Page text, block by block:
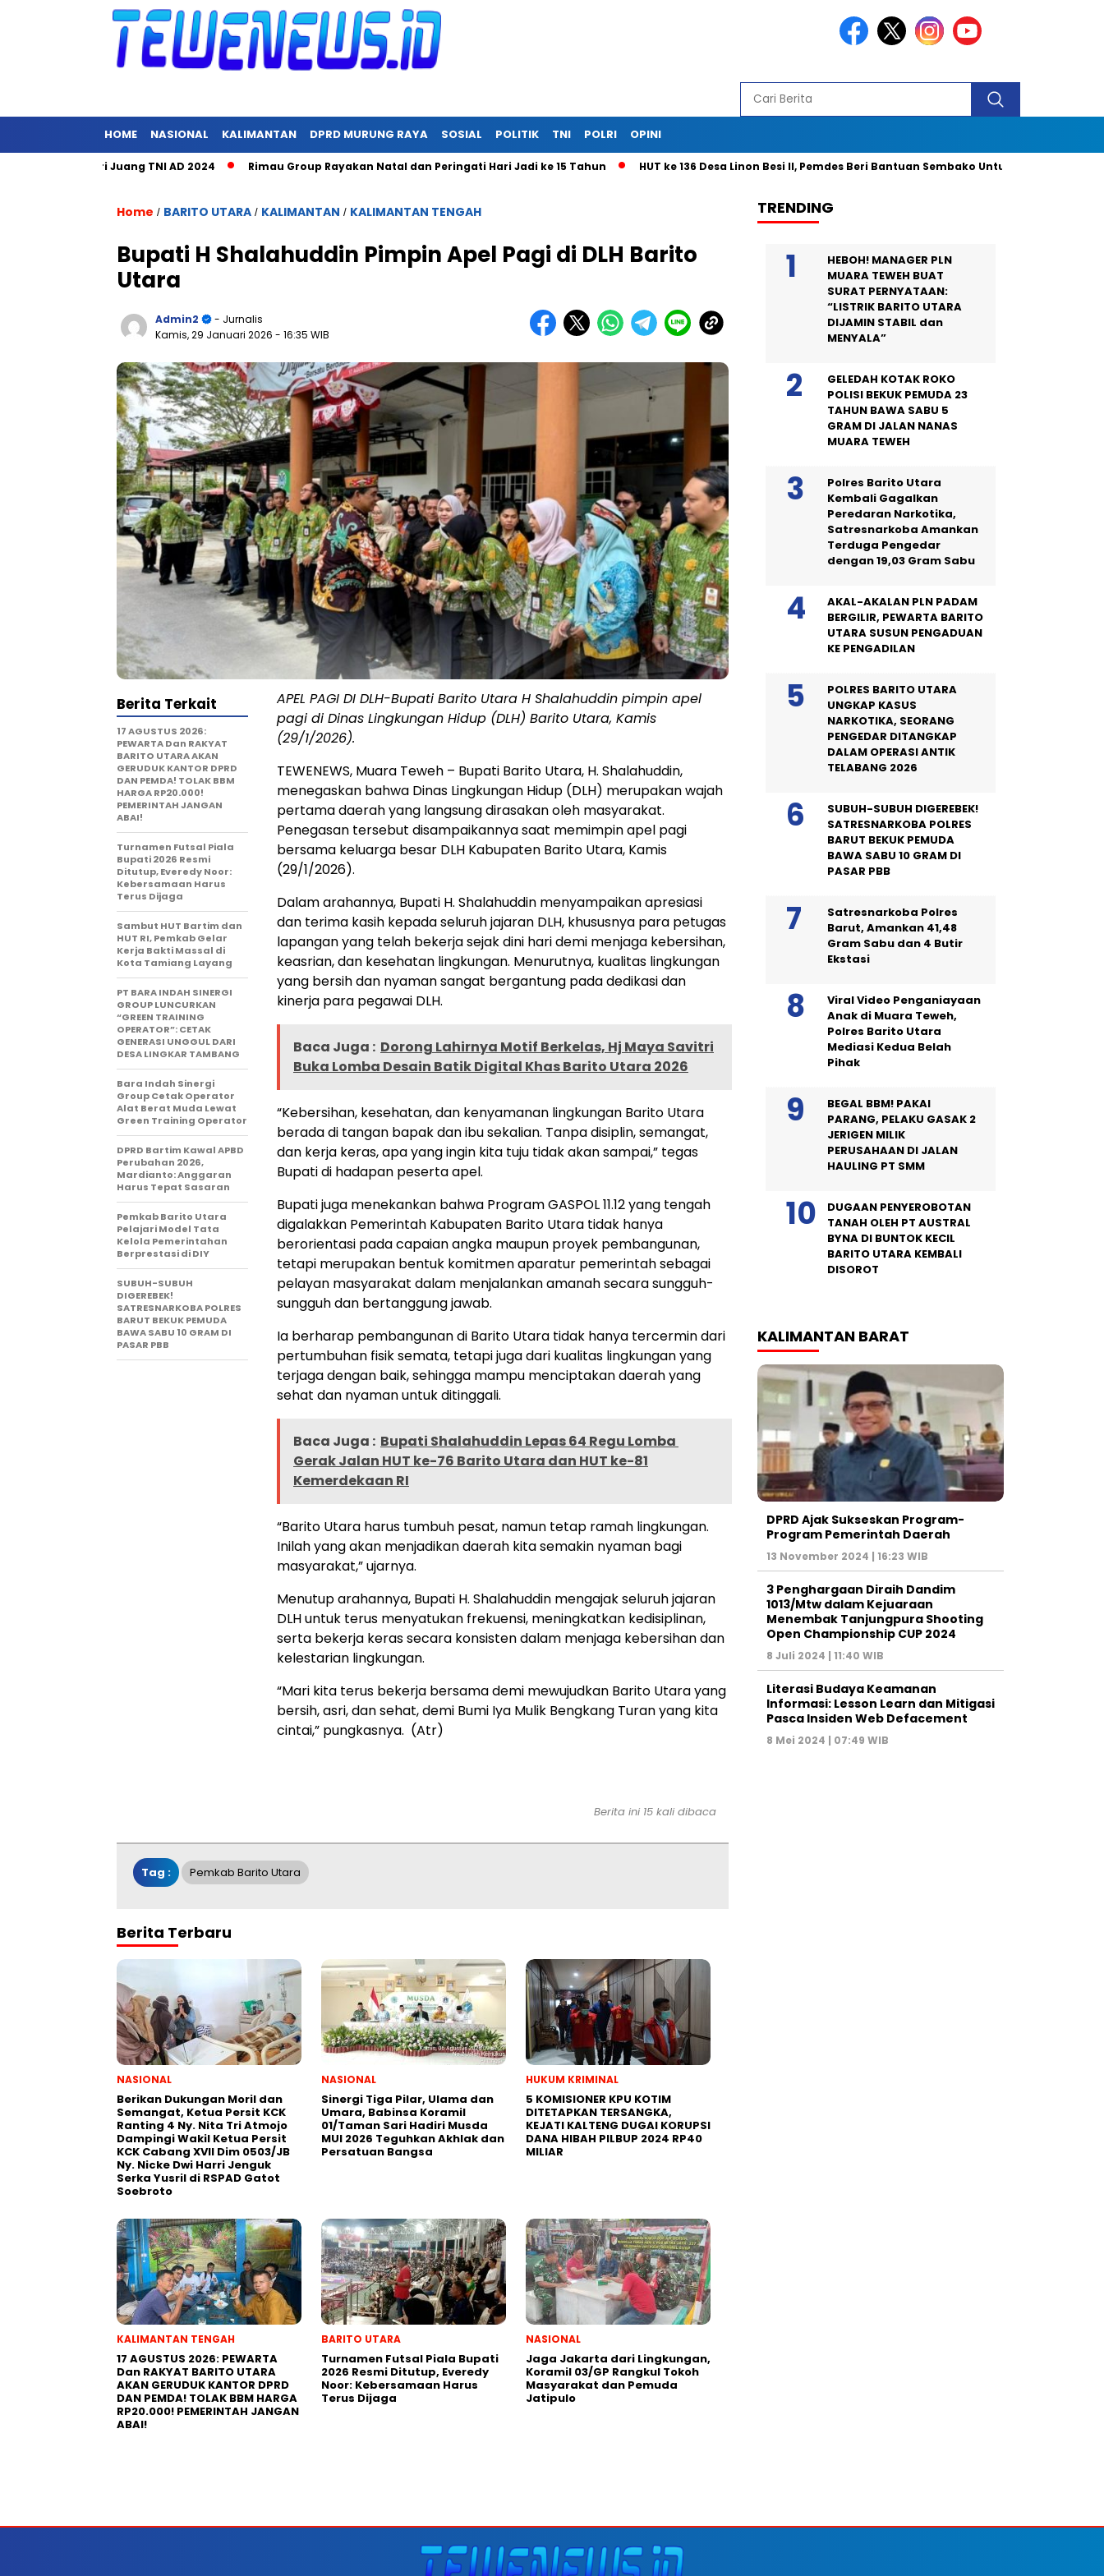
HOME NASIONAL KALIMANTAN DPRD MURUNG RAYA SOSIAL POLITIK TNI POLRI OPINI
Hari Juang TNI AD 2024 Rimau Group Rayakan Natal dan Peringati Hari Jadi ke 15 Tahun HUT ke 136 Desa Linon Besi II, Pemdes Beri Bantuan Sembako Untuk 40 Kepala Keluarga
Home / BARITO UTARA / KALIMANTAN / KALIMANTAN TENGAH
Bupati H Shalahuddin Pimpin Apel Pagi di DLH Barito
Utara
Admin2
- Jurnalis
Kamis, 29 Januari 2026 - 16:35 WIB
APEL PAGI DI DLH-Bupati Barito Utara H Shalahuddin pimpin apel
pagi di Dinas Lingkungan Hidup (DLH) Barito Utara, Kamis
(29/1/2026).
TEWENEWS, Muara Teweh – Bupati Barito Utara, H. Shalahuddin,
menegaskan bahwa Dinas Lingkungan Hidup (DLH) merupakan wajah
pertama daerah yang langsung dirasakan oleh masyarakat.
Penegasan tersebut disampaikannya saat memimpin apel pagi
bersama keluarga besar DLH Kabupaten Barito Utara, Kamis
(29/1/2026).
Dalam arahannya, Bupati H. Shalahuddin menyampaikan apresiasi
dan terima kasih kepada seluruh jajaran DLH, khususnya para petugas
lapangan yang telah bekerja sejak dini hari demi menjaga kebersihan,
keasrian, dan kesehatan lingkungan. Menurutnya, kualitas lingkungan
yang bersih dan nyaman sangat bergantung pada dedikasi dan
kinerja para pegawai DLH.
Baca Juga : Dorong Lahirnya Motif Berkelas, Hj Maya Savitri
Buka Lomba Desain Batik Digital Khas Barito Utara 2026
“Kebersihan, kesehatan, dan kenyamanan lingkungan Barito Utara
berada di tangan bapak dan ibu sekalian. Tanpa disiplin, semangat,
dan kerja keras, apa yang ingin kita tuju tidak akan sampai,” tegas
Bupati di hadapan peserta apel.
Bupati juga menekankan bahwa Program GASPOL 11.12 yang tengah
digalakkan Pemerintah Kabupaten Barito Utara tidak hanya
berorientasi pada capaian angka maupun proyek pembangunan,
tetapi merupakan bentuk komitmen aparatur pemerintah sebagai
pelayan masyarakat dalam menjalankan amanah secara sungguh-
sungguh dan bertanggung jawab.
Ia berharap pembangunan di Barito Utara tidak hanya tercermin dari
pertumbuhan fisik semata, tetapi juga dari kualitas lingkungan yang
terjaga dengan baik, sehingga mampu menciptakan daerah yang
sehat dan nyaman untuk ditinggali.
Baca Juga : Bupati Shalahuddin Lepas 64 Regu Lomba
Gerak Jalan HUT ke-76 Barito Utara dan HUT ke-81
Kemerdekaan RI
“Barito Utara harus tumbuh pesat, namun tetap ramah lingkungan.
Inilah yang akan menjadikan daerah kita semakin nyaman bagi
masyarakat,” ujarnya.
Menutup arahannya, Bupati H. Shalahuddin mengajak seluruh jajaran
DLH untuk terus menyatukan frekuensi, meningkatkan kedisiplinan,
serta bekerja keras secara konsisten dalam menjaga kebersihan dan
kelestarian lingkungan.
“Mari kita terus bekerja bersama demi mewujudkan Barito Utara yang
bersih, asri, dan sehat, demi Bumi Iya Mulik Bengkang Turan yang kita
cintai,” pungkasnya. (Atr)
Berita Terkait
17 AGUSTUS 2026:
PEWARTA Dan RAKYAT
BARITO UTARA AKAN
GERUDUK KANTOR DPRD
DAN PEMDA! TOLAK BBM
HARGA RP20.000!
PEMERINTAH JANGAN
ABAI!
Turnamen Futsal Piala
Bupati 2026 Resmi
Ditutup, Everedy Noor:
Kebersamaan Harus
Terus Dijaga
Sambut HUT Bartim dan
HUT RI, Pemkab Gelar
Kerja Bakti Massal di
Kota Tamiang Layang
PT BARA INDAH SINERGI
GROUP LUNCURKAN
“GREEN TRAINING
OPERATOR”: CETAK
GENERASI UNGGUL DARI
DESA LINGKAR TAMBANG
Bara Indah Sinergi
Group Cetak Operator
Alat Berat Muda Lewat
Green Training Operator
DPRD Bartim Kawal APBD
Perubahan 2026,
Mardianto: Anggaran
Harus Tepat Sasaran
Pemkab Barito Utara
Pelajari Model Tata
Kelola Pemerintahan
Berprestasi di DIY
SUBUH-SUBUH
DIGEREBEK!
SATRESNARKOBA POLRES
BARUT BEKUK PEMUDA
BAWA SABU 10 GRAM DI
PASAR PBB
Berita ini 15 kali dibaca
Tag : Pemkab Barito Utara
Berita Terbaru
NASIONAL
Berikan Dukungan Moril dan
Semangat, Ketua Persit KCK
Ranting 4 Ny. Nita Tri Atmojo
Dampingi Wakil Ketua Persit
KCK Cabang XVII Dim 0503/JB
Ny. Nicke Dwi Harri Jenguk
Serka Yusril di RSPAD Gatot
Soebroto
NASIONAL
Sinergi Tiga Pilar, Ulama dan
Umara, Babinsa Koramil
01/Taman Sari Hadiri Musda
MUI 2026 Teguhkan Akhlak dan
Persatuan Bangsa
HUKUM KRIMINAL
5 KOMISIONER KPU KOTIM
DITETAPKAN TERSANGKA,
KEJATI KALTENG DUGAI KORUPSI
DANA HIBAH PILBUP 2024 RP40
MILIAR
KALIMANTAN TENGAH
17 AGUSTUS 2026: PEWARTA
Dan RAKYAT BARITO UTARA
AKAN GERUDUK KANTOR DPRD
DAN PEMDA! TOLAK BBM HARGA
RP20.000! PEMERINTAH JANGAN
ABAI!
BARITO UTARA
Turnamen Futsal Piala Bupati
2026 Resmi Ditutup, Everedy
Noor: Kebersamaan Harus
Terus Dijaga
NASIONAL
Jaga Jakarta dari Lingkungan,
Koramil 03/GP Rangkul Tokoh
Masyarakat dan Pemuda
Jatipulo
TRENDING
HEBOH! MANAGER PLN
MUARA TEWEH BUAT
SURAT PERNYATAAN:
“LISTRIK BARITO UTARA
DIJAMIN STABIL dan
MENYALA”
GELEDAH KOTAK ROKO
POLISI BEKUK PEMUDA 23
TAHUN BAWA SABU 5
GRAM DI JALAN NANAS
MUARA TEWEH
Polres Barito Utara
Kembali Gagalkan
Peredaran Narkotika,
Satresnarkoba Amankan
Terduga Pengedar
dengan 19,03 Gram Sabu
AKAL-AKALAN PLN PADAM
BERGILIR, PEWARTA BARITO
UTARA SUSUN PENGADUAN
KE PENGADILAN
POLRES BARITO UTARA
UNGKAP KASUS
NARKOTIKA, SEORANG
PENGEDAR DITANGKAP
DALAM OPERASI ANTIK
TELABANG 2026
SUBUH-SUBUH DIGEREBEK!
SATRESNARKOBA POLRES
BARUT BEKUK PEMUDA
BAWA SABU 10 GRAM DI
PASAR PBB
Satresnarkoba Polres
Barut, Amankan 41,48
Gram Sabu dan 4 Butir
Ekstasi
Viral Video Penganiayaan
Anak di Muara Teweh,
Polres Barito Utara
Mediasi Kedua Belah
Pihak
BEGAL BBM! PAKAI
PARANG, PELAKU GASAK 2
JERIGEN MILIK
PERUSAHAAN DI JALAN
HAULING PT SMM
DUGAAN PENYEROBOTAN
TANAH OLEH PT AUSTRAL
BYNA DI BUNTOK KECIL
BARITO UTARA KEMBALI
DISOROT
KALIMANTAN BARAT
DPRD Ajak Sukseskan Program-
Program Pemerintah Daerah
13 November 2024 | 16:23 WIB
3 Penghargaan Diraih Dandim
1013/Mtw dalam Kejuaraan
Menembak Tanjungpura Shooting
Open Championship CUP 2024
8 Juli 2024 | 11:40 WIB
Literasi Budaya Keamanan
Informasi: Lesson Learn dan Mitigasi
Pasca Insiden Web Defacement
8 Mei 2024 | 07:49 WIB